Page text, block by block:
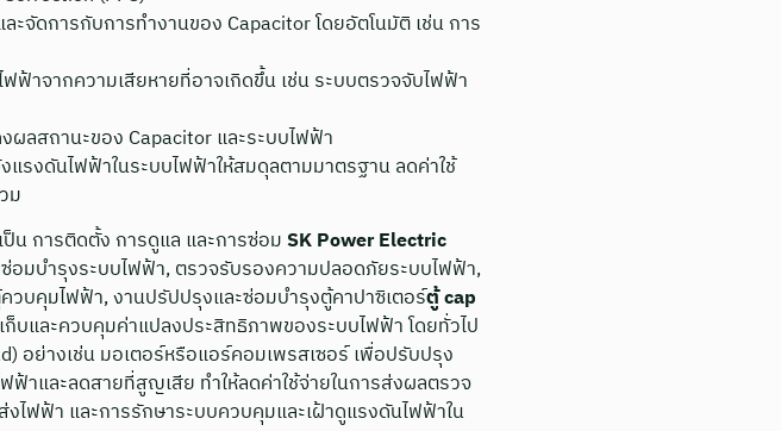
ะจัดการกับการทำงานของ Capacitor โดยอัตโนมัติ เช่น การ
าจากความเสียหายที่อาจเกิดขึ้น เช่น ระบบตรวจจับไฟฟ้า
ผลสถานะของ Capacitor และระบบไฟฟ้า
แรงดันไฟฟ้าในระบบไฟฟ้าให้สมดุลตามมาตรฐาน ลดค่าใช้
ม
ป็น การติดตั้ง การดูแล และการซ่อมSK Power Electric
มบำรุงระบบไฟฟ้า, ตรวจรับรองความปลอดภัยระบบไฟฟ้า,
บคุมไฟฟ้า, งานปรัปปรุงและซ่อมบำรุงตู้คาปาซิเตอร์ตู้ cap
บและควบคุมค่าแปลงประสิทธิภาพของระบบไฟฟ้า โดยทั่วไป
อย่างเช่น มอเตอร์หรือแอร์คอมเพรสเซอร์ เพื่อปรับปรุง
าและลดสายที่สูญเสีย ทำให้ลดค่าใช้จ่ายในการส่งผลตรวจ
ฟฟ้า และการรักษาระบบควบคุมและเฝ้าดูแรงดันไฟฟ้าใน